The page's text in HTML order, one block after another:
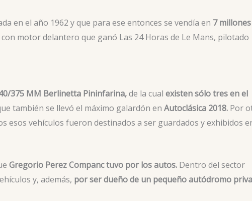
en el año 1962 y que para ese entonces se vendía en 7
motor delantero que ganó Las 24 Horas de Le Mans, pilotado
375 MM Berlinetta Pininfarina,de la cual existen sólo tres en el
también se llevó el máximo galardón en Autoclásica 2018. Por
esos vehículos fueron destinados a ser guardados y exhibidos
Gregorio Perez Companc tuvo por los autos. Dentro del sector
y, además, por ser dueño de un pequeño autódromo